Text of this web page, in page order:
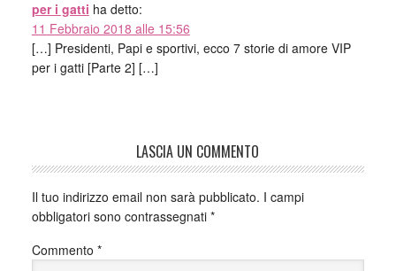
per i gatti ha detto:
11 Febbraio 2018 alle 15:56
[…] Presidenti, Papi e sportivi, ecco 7 storie di amore VIP
per i gatti [Parte 2] […]
LASCIA UN COMMENTO
Il tuo indirizzo email non sarà pubblicato. I campi
obbligatori sono contrassegnati *
Commento *